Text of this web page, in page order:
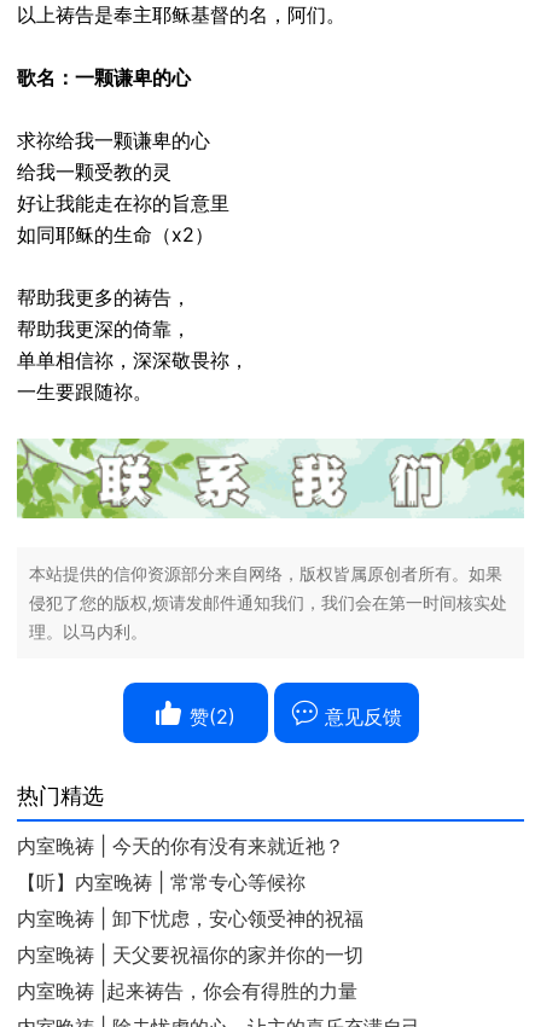
以上祷告是奉主耶稣基督的名，阿们。
歌名：一颗谦卑的心
求祢给我一颗谦卑的心
给我一颗受教的灵
好让我能走在祢的旨意里
如同耶稣的生命（x2）
帮助我更多的祷告，
帮助我更深的倚靠，
单单相信祢，深深敬畏祢，
一生要跟随祢。
本站提供的信仰资源部分来自网络，版权皆属原创者所有。如果
侵犯了您的版权,烦请发邮件通知我们，我们会在第一时间核实处
理。以马内利。
赞(2) 意见反馈
热门精选
内室晚祷 | 今天的你有没有来就近祂？
【听】内室晚祷 | 常常专心等候祢
内室晚祷 | 卸下忧虑，安心领受神的祝福
内室晚祷 | 天父要祝福你的家并你的一切
内室晚祷 |起来祷告，你会有得胜的力量